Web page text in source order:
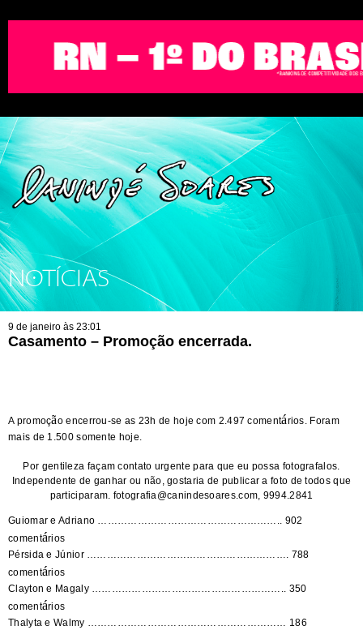
NOTÍCIAS
9 de janeiro às 23:01
Casamento – Promoção encerrada.
A promoção encerrou-se as 23h de hoje com 2.497 comentários. Foram
mais de 1.500 somente hoje.
Por gentileza façam contato urgente para que eu possa fotografalos.
Independente de ganhar ou não, gostaria de publicar a foto de todos que
participaram. fotografia@canindesoares.com, 9994.2841
Guiomar e Adriano ……………………………………………….. 902
comentários
Pérsida e Júnior ……………………………………………………. 788
comentários
Clayton e Magaly ………………………………………………….. 350
comentários
Thalyta e Walmy …………………………………………………… 186